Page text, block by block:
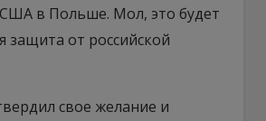
в Польше. Мол, это будет
защита от российской
свое желание и